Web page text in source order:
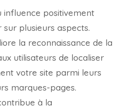
influence positivement
sur plusieurs aspects.
la reconnaissance de la
utilisateurs de localiser
votre site parmi leurs
marques-pages.
à la